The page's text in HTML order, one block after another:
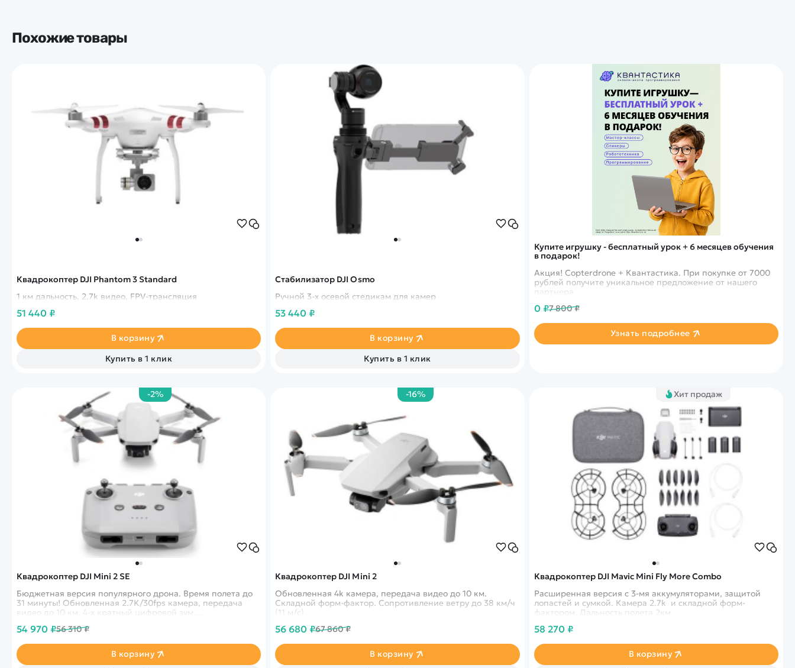
Похожие товары
Купите игрушку - бесплатный урок + 6 месяцев обучения
в подарок!
Акция! Copterdrone + Квантастика. При покупке от 7000
рублей получите уникальное предложение от нашего
партнера
0 ₽7 800 ₽
Узнать подробнее
Квадрокоптер DJI Phantom 3 Standard
1 км дальность, 2.7k видео, FPV-трансляция
51 440 ₽
В корзину
Купить в 1 клик
Стабилизатор DJI Osmo
Ручной 3-х осевой стедикам для камер
53 440 ₽
В корзину
Купить в 1 клик
-2%
Квадрокоптер DJI Mini 2 SE
Бюджетная версия популярного дрона. Время полета до
31 минуты! Обновленная 2.7K/30fps камера, передача
видео до 10 км. 4-х кратный цифровой зум.
54 970 ₽56 310 ₽
В корзину
-16%
Квадрокоптер DJI Mini 2
Обновленная 4k камера, передача видео до 10 км.
Складной форм-фактор. Сопротивление ветру до 38 км/ч
(11 м/с)
56 680 ₽67 860 ₽
В корзину
Хит продаж
Квадрокоптер DJI Mavic Mini Fly More Combo
Расширенная версия с 3-мя аккумуляторами, защитой
лопастей и сумкой. Камера 2.7k и складной форм-
фактором. Дальность полета 2км
58 270 ₽
В корзину